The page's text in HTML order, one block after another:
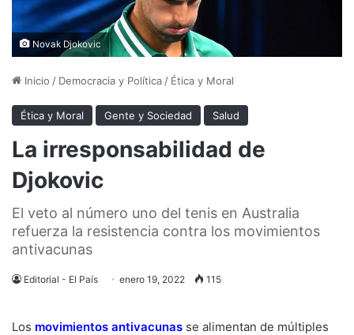
Novak Djokovic
Inicio / Democracia y Política / Ética y Moral
Ética y Moral Gente y Sociedad Salud
La irresponsabilidad de
Djokovic
El veto al número uno del tenis en Australia
refuerza la resistencia contra los movimientos
antivacunas
Editorial - El País enero 19, 2022 115
Los movimientos antivacunas se alimentan de múltiples